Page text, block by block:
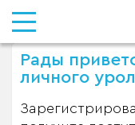
Рады
личного